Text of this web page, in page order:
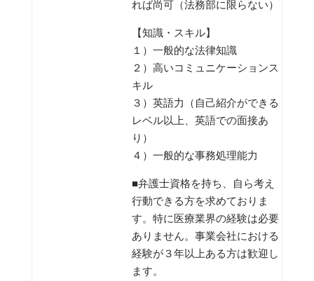
れば尚可（法務部に限らない）
【知識・スキル】
１）一般的な法律知識
２）高いコミュニケーションス
キル
３）英語力（自己紹介ができる
レベル以上、英語での面接あ
り）
４）一般的な事務処理能力
■弁護士資格を持ち、自ら考え
行動できる方を求めておりま
す。特に医療業界の経験は必要
ありません。事業会社における
経験が３年以上ある方は歓迎し
ます。